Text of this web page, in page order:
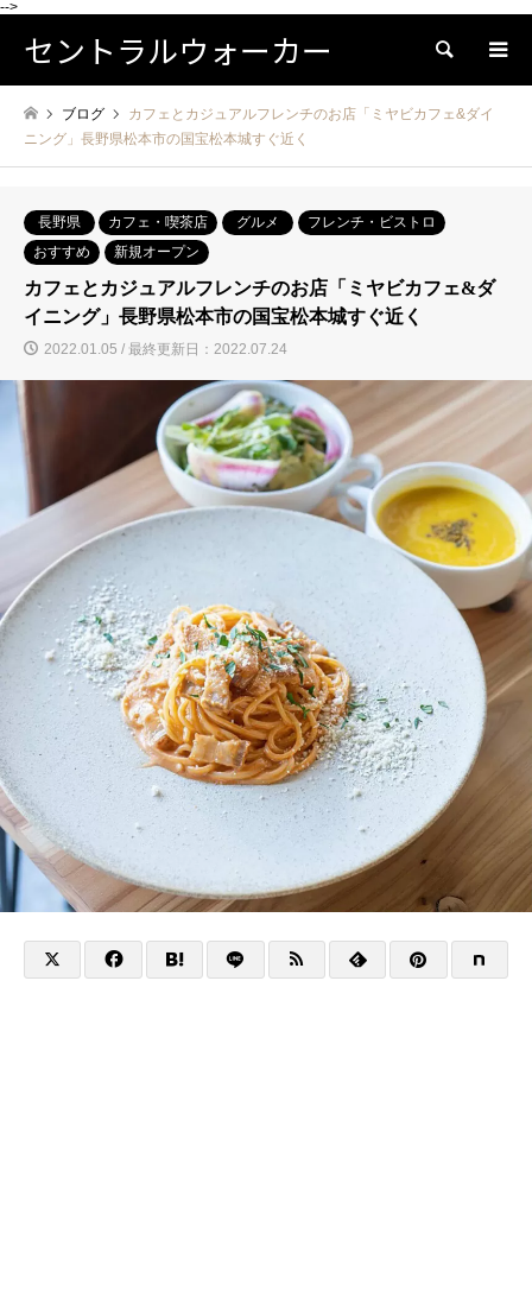
-->
セントラルウォーカー 検索
ブログ
カフェとカジュアルフレンチのお店「ミヤビカフェ&ダイ
ニング」長野県松本市の国宝松本城すぐ近く
長野県 カフェ・喫茶店 グルメ
フレンチ・ビストロ
おすすめ
新規オープン
カフェとカジュアルフレンチのお店「ミヤビカフェ&ダ
イニング」長野県松本市の国宝松本城すぐ近く
2022.01.05 / 最終更新日：2022.07.24